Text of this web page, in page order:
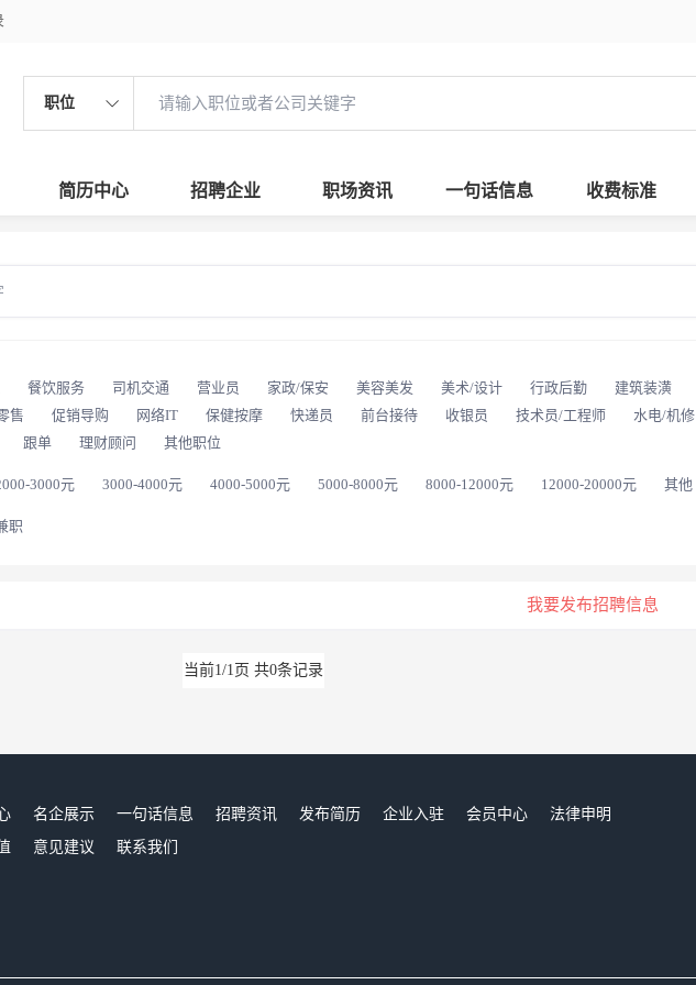
职位
简历中心 招聘企业 职场资讯 一句话信息 收费标准
餐饮服务 司机交通 营业员 家政/保安 美容美发 美术/设计 行政后勤 建筑装潢
售 促销导购 网络IT 保健按摩 快递员 前台接待 收银员 技术员/工程师 水电/机修
跟单 理财顾问 其他职位
3000元 3000-4000元 4000-5000元 5000-8000元 8000-12000元 12000-20000元 其他
职
我要发布招聘信息
当前1/1页 共0条记录
名企展示 一句话信息 招聘资讯 发布简历 企业入驻 会员中心
法律申明
意见建议 联系我们